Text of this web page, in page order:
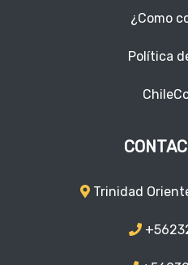
¿Como
Política
Trinidad